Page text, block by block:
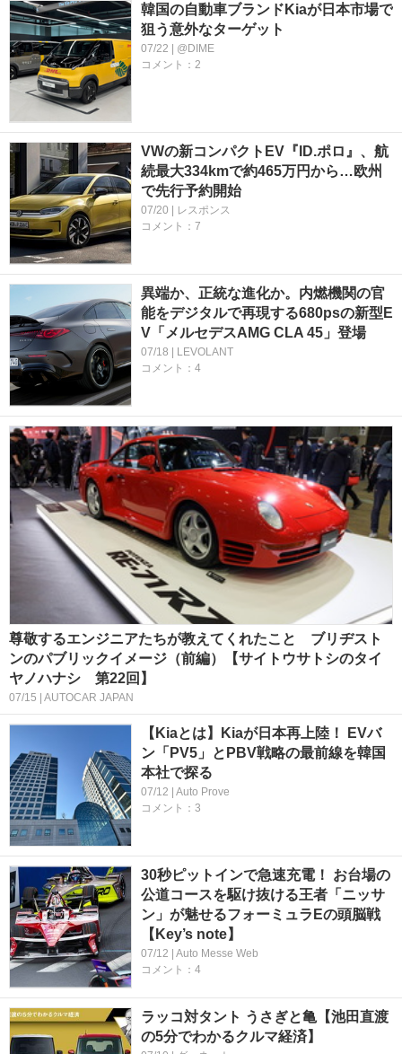
韓国の自動車ブランドKiaが日本市場で
狙う意外なターゲット
07/22 | @DIME
コメント：2
VWの新コンパクトEV『ID.ポロ』、航
続最大334kmで約465万円から…欧州
で先行予約開始
07/20 | レスポンス
コメント：7
異端か、正統な進化か。内燃機関の官
能をデジタルで再現する680psの新型E
V「メルセデスAMG CLA 45」登場
07/18 | LEVOLANT
コメント：4
尊敬するエンジニアたちが教えてくれたこと ブリヂスト
ンのパブリックイメージ（前編）【サイトウサトシのタイ
ヤノハナシ 第22回】
07/15 | AUTOCAR JAPAN
【Kiaとは】Kiaが日本再上陸！ EVバ
ン「PV5」とPBV戦略の最前線を韓国
本社で探る
07/12 | Auto Prove
コメント：3
30秒ピットインで急速充電！ お台場の
公道コースを駆け抜ける王者「ニッサ
ン」が魅せるフォーミュラEの頭脳戦
【Key’s note】
07/12 | Auto Messe Web
コメント：4
ラッコ対タント うさぎと亀【池田直渡
の5分でわかるクルマ経済】